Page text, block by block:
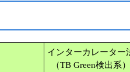
インターカレーター
（TB Green検出系）